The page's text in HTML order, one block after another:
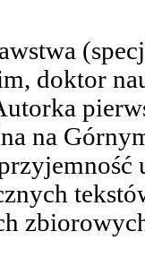
doktor
na